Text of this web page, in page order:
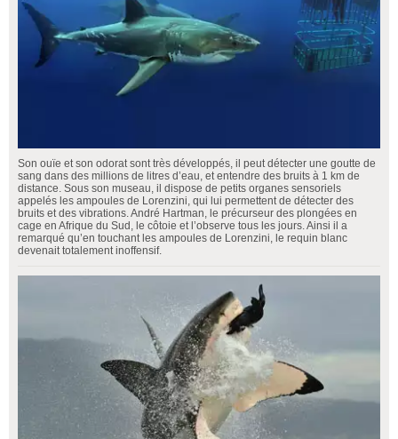
Son ouïe et son odorat sont très développés, il peut détecter une goutte de
sang dans des millions de litres d’eau, et entendre des bruits à 1 km de
distance. Sous son museau, il dispose de petits organes sensoriels
appelés les ampoules de Lorenzini, qui lui permettent de détecter des
bruits et des vibrations. André Hartman, le précurseur des plongées en
cage en Afrique du Sud, le côtoie et l’observe tous les jours. Ainsi il a
remarqué qu’en touchant les ampoules de Lorenzini, le requin blanc
devenait totalement inoffensif.